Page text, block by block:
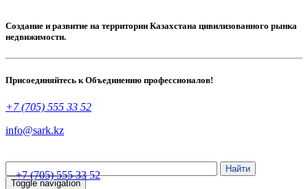
Создание и развитие на территории Казахстана цивилизованного рынка
недвижимости.
Присоединяйтесь к Объединению профессионалов!
+7 (705) 555 33 52
info@sark.kz
+7 (705) 555 33 52
Toggle navigation